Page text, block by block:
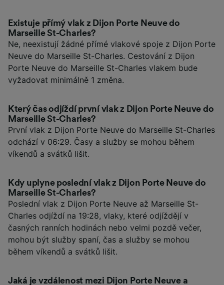
Existuje přímý vlak z Dijon Porte Neuve do
Marseille St-Charles?
Ne, neexistují žádné přímé vlakové spoje z Dijon Porte
Neuve do Marseille St-Charles. Cestování z Dijon
Porte Neuve do Marseille St-Charles vlakem bude
vyžadovat minimálně 1 změna.
Který čas odjíždí první vlak z Dijon Porte Neuve do
Marseille St-Charles?
První vlak z Dijon Porte Neuve do Marseille St-Charles
odchází v 06:29. Časy a služby se mohou během
víkendů a svátků lišit.
Kdy uplyne poslední vlak z Dijon Porte Neuve do
Marseille St-Charles?
Poslední vlak z Dijon Porte Neuve až Marseille St-
Charles odjíždí na 19:28, vlaky, které odjíždějí v
časných ranních hodinách nebo velmi pozdě večer,
mohou být služby spaní, čas a služby se mohou
během víkendů a svátků lišit.
Jaká je vzdálenost mezi Dijon Porte Neuve a